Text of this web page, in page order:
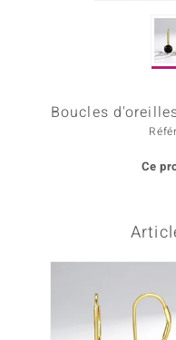
Boucles
Ce